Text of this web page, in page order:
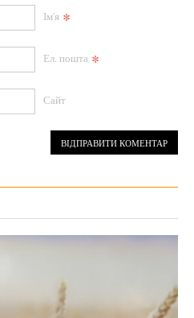
Ім'я *
Ел. пошта *
Сайт